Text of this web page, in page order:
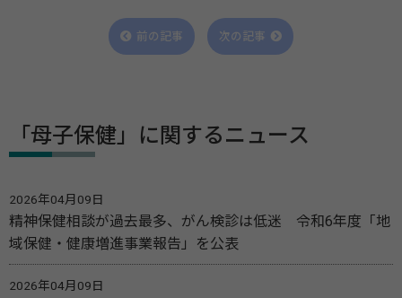
前の記事 次の記事
「母子保健」に関するニュース
2026年04月09日
精神保健相談が過去最多、がん検診は低迷 令和6年度「地
域保健・健康増進事業報告」を公表
2026年04月09日